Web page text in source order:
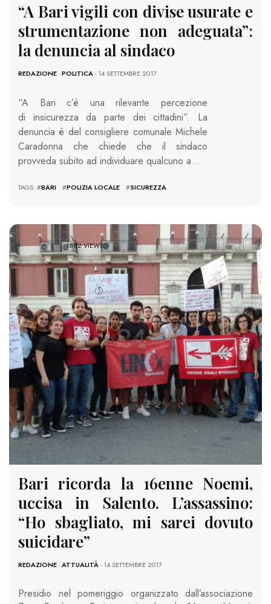
“A Bari vigili con divise usurate e
strumentazione non adeguata”:
la denuncia al sindaco
REDAZIONE-POLITICA- 14 SETTEMBRE 2017
“A Bari c’è una rilevante percezione
di insicurezza da parte dei cittadini”. La
denuncia è del consigliere comunale Michele
Caradonna che chiede che il sindaco
provveda subito ad individuare qualcuno a…
TAGS: #BARI #POLIZIA LOCALE #SICUREZZA
1882 VIEWS
Bari ricorda la 16enne Noemi,
uccisa in Salento. L’assassino:
“Ho sbagliato, mi sarei dovuto
suicidare”
REDAZIONE-ATTUALITÀ- 14 SETTEMBRE 2017
Presidio nel pomeriggio organizzato dall’associazione